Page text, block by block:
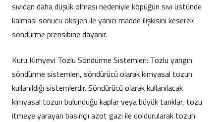
sıvıdan daha düşük olması nedeniyle köpüğün sıvı üstünde
kalması sonucu oksijen ile yanıcı madde ilişkisini keserek
söndürme prensibine dayanır.
Kuru Kimyevi Tozlu Söndürme Sistemleri: Tozlu yangın
söndürme sistemleri, söndürücü olarak kimyasal tozun
kullanıldığı sistemlerdir. Söndürücü olarak kullanılacak
kimyasal tozun bulunduğu kaplar veya büyük tanklar, tozu
itmeye yarayan basınçlı azot gazı ile doldurularak tozun